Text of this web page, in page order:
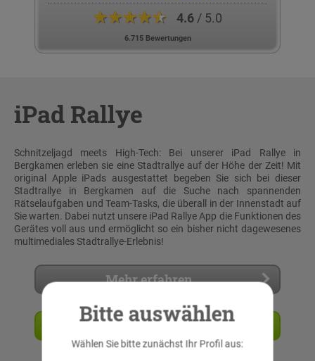
★★★★★ 4.6/ 5.0
6.715 Bewertungen
iPad Rallye
Schnitzeljagd meets High-Tech: Bei unserer iPad Rallye in
Bergkamen erleben sie eine Stadtrallye auf der Höhe der Zeit! Mit
original Apple iPads ausgestattet begeben Sie sich bei dieser
Stadtrallye in Bergkamen auf die Suche nach spannenden
Rätselaufgaben und Team-Tasks, die überall in der Innenstadt auf
Sie warten. Dabei nutzt unsere iPad Rallye App die Funktionen des
Gerätes voll aus und ermöglicht so ein bisher nicht dagewesenes
multimediales Stadtrallye-Erlebnis!
Mehr erfahren
Angebot anfordern
Bitte auswählen
Wählen Sie bitte zunächst Ihr Profil aus: